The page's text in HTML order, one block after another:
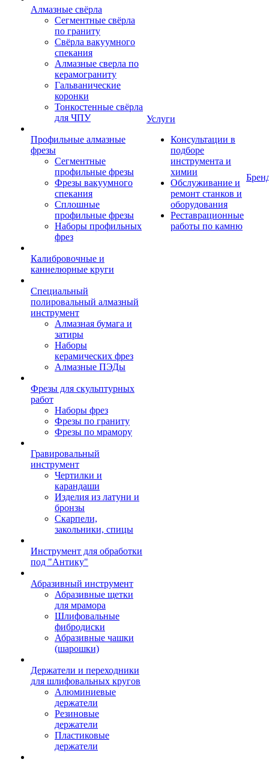
Алмазные свёрла
Сегментные свёрла
по граниту
Свёрла вакуумного
спекания
Алмазные сверла по
керамограниту
Гальванические
коронки
Тонкостенные свёрла
для ЧПУ
Профильные алмазные
фрезы
Сегментные
профильные фрезы
Фрезы вакуумного
спекания
Сплошные
профильные фрезы
Наборы профильных
фрез
Калибровочные и
каннелюрные круги
Специальный
полировальный алмазный
инструмент
Алмазная бумага и
затиры
Наборы
керамических фрез
Алмазные ПЭДы
Фрезы для скульптурных
работ
Наборы фрез
Фрезы по граниту
Фрезы по мрамору
Гравировальный
инструмент
Чертилки и
карандаши
Изделия из латуни и
бронзы
Скарпели,
закольники, спицы
Инструмент для обработки
под "Антику"
Абразивный инструмент
Абразивные щетки
для мрамора
Шлифовальные
фибродиски
Абразивные чашки
(шарошки)
Держатели и переходники
для шлифовальных кругов
Алюминиевые
держатели
Резиновые
держатели
Пластиковые
держатели
Услуги
Консультации в
подборе
инструмента и
химии
Обслуживание и
ремонт станков и
оборудования
Реставрационные
работы по камню